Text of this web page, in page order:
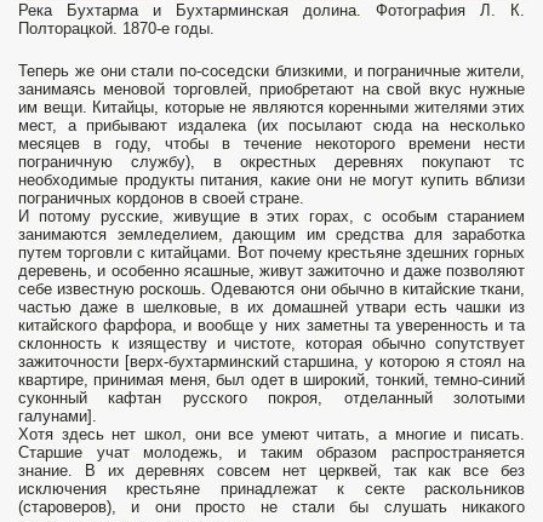
Река Бухтарма и Бухтарминская долина. Фотография Л. К.
Полторацкой. 1870-е годы.
Теперь же они стали по-соседски близкими, и пограничные жители,
занимаясь меновой торговлей, приобретают на свой вкус нужные
им вещи. Китайцы, которые не являются коренными жителями этих
мест, а прибывают издалека (их посылают сюда на несколько
месяцев в году, чтобы в течение некоторого времени нести
пограничную службу), в окрестных деревнях покупают тс
необходимые продукты питания, какие они не могут купить вблизи
пограничных кордонов в своей стране.
И потому русские, живущие в этих горах, с особым старанием
занимаются земледелием, дающим им средства для заработка
путем торговли с китайцами. Вот почему крестьяне здешних горных
деревень, и особенно ясашные, живут зажиточно и даже позволяют
себе известную роскошь. Одеваются они обычно в китайские ткани,
частью даже в шелковые, в их домашней утвари есть чашки из
китайского фарфора, и вообще у них заметны та уверенность и та
склонность к изяществу и чистоте, которая обычно сопутствует
зажиточности [верх-бухтарминский старшина, у которою я стоял на
квартире, принимая меня, был одет в широкий, тонкий, темно-синий
суконный кафтан русского покроя, отделанный золотыми
галунами].
Хотя здесь нет школ, они все умеют читать, а многие и писать.
Старшие учат молодежь, и таким образом распространяется
знание. В их деревнях совсем нет церквей, так как все без
исключения крестьяне принадлежат к секте раскольников
(староверов), и они просто не стали бы слушать никакого